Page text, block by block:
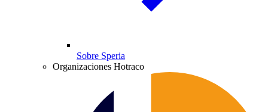
Sobre Speria
Organizaciones Hotraco